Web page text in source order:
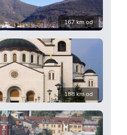
167 km od
188 km od